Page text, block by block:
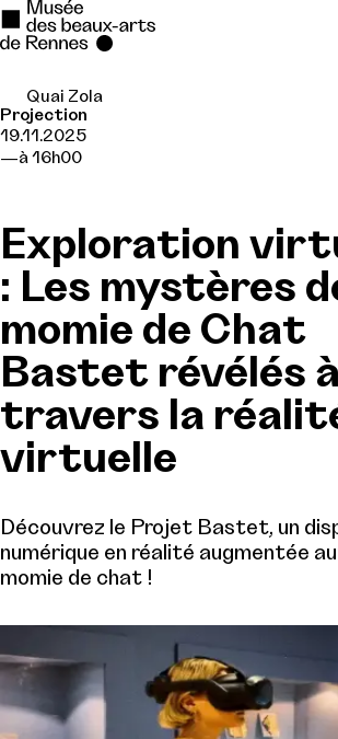
Se rendre au
Contenu principal
Quai Zola
Projection
19.11.2025
à 16h00
Exploration
: Les mystères
momie de Chat
Bastet révélés à
travers la
virtuelle
Découvrez le Projet Bastet, un
numérique en réalité augmentée
momie de chat !